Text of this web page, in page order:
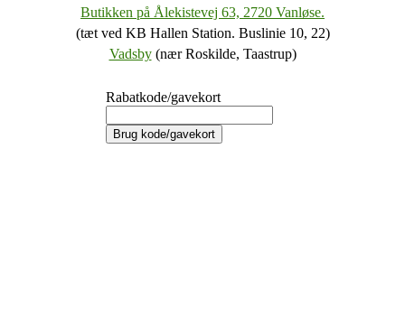
Butikken på Ålekistevej 63, 2720 Vanløse.
(tæt ved KB Hallen Station. Buslinie 10, 22)
Vadsby(nær Roskilde, Taastrup)
Rabatkode/gavekort